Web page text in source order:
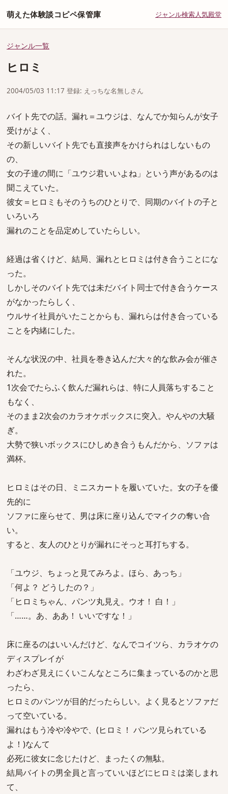
萌えた体験談コピペ保管庫 ジャンル検索人気殿堂
ジャンル一覧
ヒロミ
2004/05/03 11:17 登録: えっちな名無しさん
バイト先での話。漏れ＝ユウジは、なんでか知らんが女子
受けがよく、
その新しいバイト先でも直接声をかけられはしないもの
の、
女の子達の間に「ユウジ君いいよね」という声があるのは
聞こえていた。
彼女＝ヒロミもそのうちのひとりで、同期のバイトの子と
いろいろ
漏れのことを品定めしていたらしい。
経過は省くけど、結局、漏れとヒロミは付き合うことにな
った。
しかしそのバイト先では未だバイト同士で付き合うケース
がなかったらしく、
ウルサイ社員がいたことからも、漏れらは付き合っている
ことを内緒にした。
そんな状況の中、社員を巻き込んだ大々的な飲み会が催さ
れた。
1次会でたらふく飲んだ漏れらは、特に人員落ちすること
もなく、
そのまま2次会のカラオケボックスに突入。やんやの大騒
ぎ。
大勢で狭いボックスにひしめき合うもんだから、ソファは
満杯。
ヒロミはその日、ミニスカートを履いていた。女の子を優
先的に
ソファに座らせて、男は床に座り込んでマイクの奪い合
い。
すると、友人のひとりが漏れにそっと耳打ちする。
「ユウジ、ちょっと見てみろよ。ほら、あっち」
「何よ？ どうしたの？」
「ヒロミちゃん、パンツ丸見え。ウオ！ 白！」
「……。あ、ああ！ いいですな！」
床に座るのはいいんだけど、なんでコイツら、カラオケの
ディスプレイが
わざわざ見えにくいこんなところに集まっているのかと思
ったら、
ヒロミのパンツが目的だったらしい。よく見るとソファだ
って空いている。
漏れはもう冷や冷やで、(ヒロミ！ パンツ見られている
よ！)なんて
必死に彼女に念じたけど、まったくの無駄。
結局バイトの男全員と言っていいほどにヒロミは楽しまれ
て、